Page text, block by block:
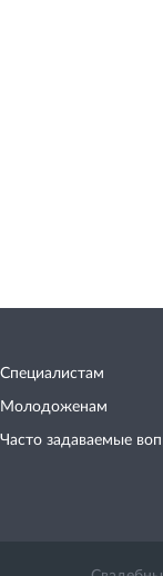
Специалистам
Молодоженам
Часто задаваемые